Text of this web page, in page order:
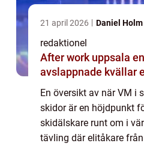
21 april 2026 Daniel Holm
redaktionel
After work uppsala en guide till
avslappnade kvällar
En översikt av när VM i
skidor är en höjdpunkt
skidälskare runt om i
tävling där elitåkare